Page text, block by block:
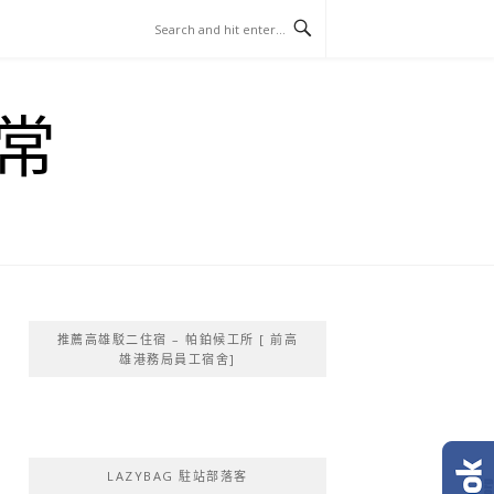
推薦高雄駁二住宿 – 帕鉑候工所 [ 前高
雄港務局員工宿舍]
LAZYBAG 駐站部落客